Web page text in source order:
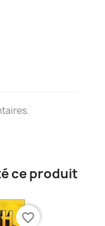
ce produit
favorite_border